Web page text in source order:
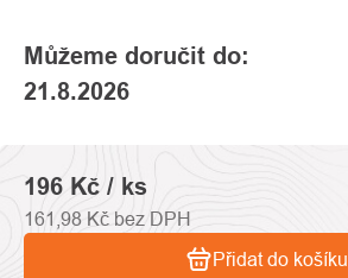
Můžeme doručit do:
21.8.2026
196 Kč / ks
161,98 Kč bez DPH
Přidat do košíku